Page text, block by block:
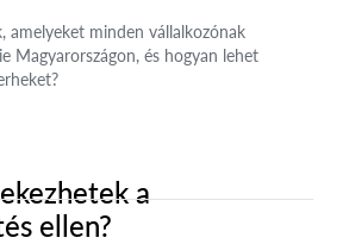
amelyeket minden vállalkozónak
Magyarországon, és hogyan lehet
a
ellen?